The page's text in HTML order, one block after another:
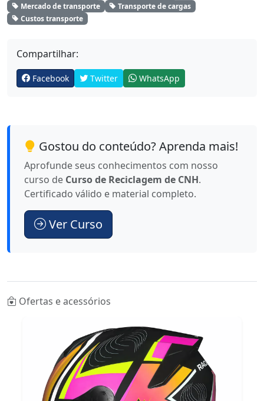
Mercado de transporte
Transporte de cargas
Custos transporte
Compartilhar:
Facebook Twitter WhatsApp
Gostou do conteúdo? Aprenda mais!
Aprofunde seus conhecimentos com nosso
curso de Curso de Reciclagem de CNH.
Certificado válido e material completo.
Ver Curso
Ofertas e acessórios